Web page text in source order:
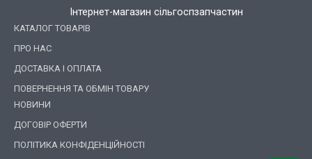
Інтернет-магазин сільгоспзапчастин
КАТАЛОГ ТОВАРІВ
ПРО НАС
ДОСТАВКА І ОПЛАТА
ПОВЕРНЕННЯ ТА ОБМІН ТОВАРУ
НОВИНИ
ДОГОВІР ОФЕРТИ
ПОЛІТИКА КОНФІДЕНЦІЙНОСТІ